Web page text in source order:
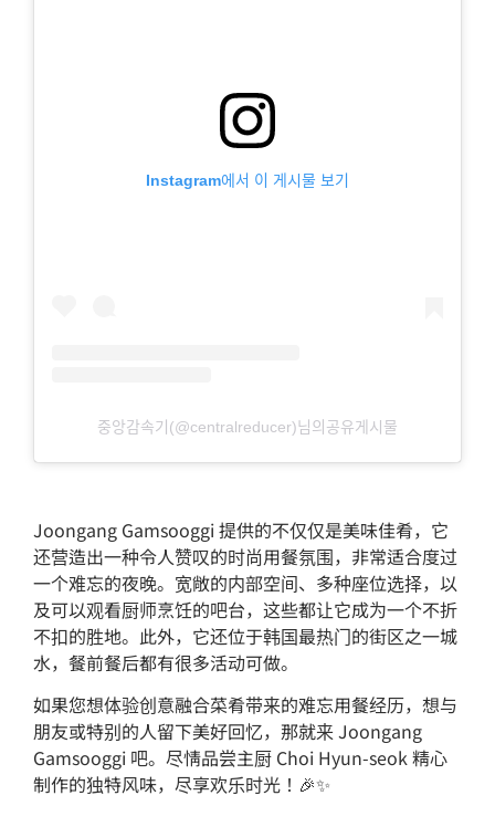
Instagram에서 이 게시물 보기
중앙감속기(@centralreducer)님의공유게시물
Joongang Gamsooggi 提供的不仅仅是美味佳肴，它
还营造出一种令人赞叹的时尚用餐氛围，非常适合度过
一个难忘的夜晚。宽敞的内部空间、多种座位选择，以
及可以观看厨师烹饪的吧台，这些都让它成为一个不折
不扣的胜地。此外，它还位于韩国最热门的街区之一城
水，餐前餐后都有很多活动可做。
如果您想体验创意融合菜肴带来的难忘用餐经历，想与
朋友或特别的人留下美好回忆，那就来 Joongang
Gamsooggi 吧。尽情品尝主厨 Choi Hyun-seok 精心
制作的独特风味，尽享欢乐时光！🎉✨